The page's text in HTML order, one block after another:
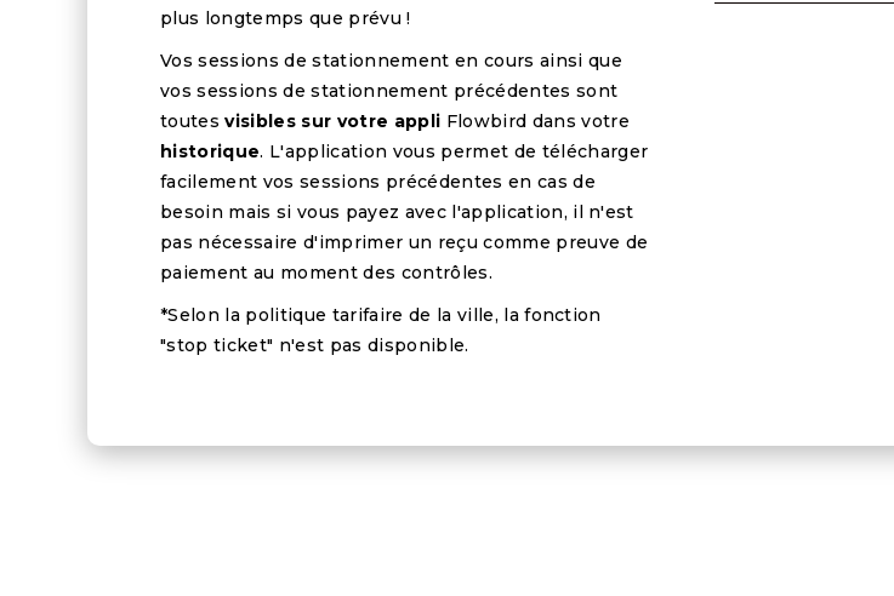
plus longtemps que prévu !
Vos sessions de stationnement en cours ainsi que
vos sessions de stationnement précédentes sont
toutesvisibles sur votre appli Flowbird dans votre
historique. L'application vous permet de télécharger
facilement vos sessions précédentes en cas de
besoin mais si vous payez avec l'application, il n'est
pas nécessaire d'imprimer un reçu comme preuve de
paiement au moment des contrôles.
*Selon la politique tarifaire de la ville, la fonction
"stop ticket" n'est pas disponible.